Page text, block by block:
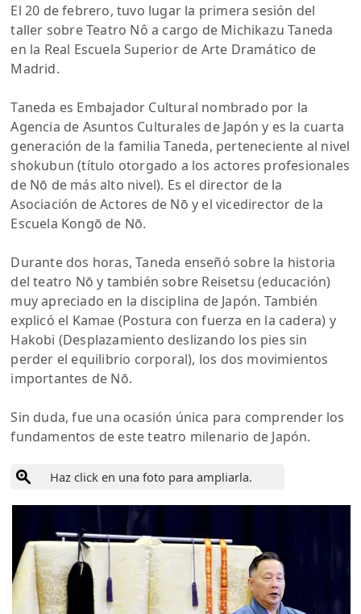
El 20 de febrero, tuvo lugar la primera sesión del
taller sobre Teatro Nô a cargo de Michikazu Taneda
en la Real Escuela Superior de Arte Dramático de
Madrid.
Taneda es Embajador Cultural nombrado por la
Agencia de Asuntos Culturales de Japón y es la cuarta
generación de la familia Taneda, perteneciente al nivel
shokubun (título otorgado a los actores profesionales
de Nō de más alto nivel). Es el director de la
Asociación de Actores de Nō y el vicedirector de la
Escuela Kongō de Nō.
Durante dos horas, Taneda enseñó sobre la historia
del teatro Nō y también sobre Reisetsu (educación)
muy apreciado en la disciplina de Japón. También
explicó el Kamae (Postura con fuerza en la cadera) y
Hakobi (Desplazamiento deslizando los pies sin
perder el equilibrio corporal), los dos movimientos
importantes de Nō.
Sin duda, fue una ocasión única para comprender los
fundamentos de este teatro milenario de Japón.
Haz click en una foto para ampliarla.